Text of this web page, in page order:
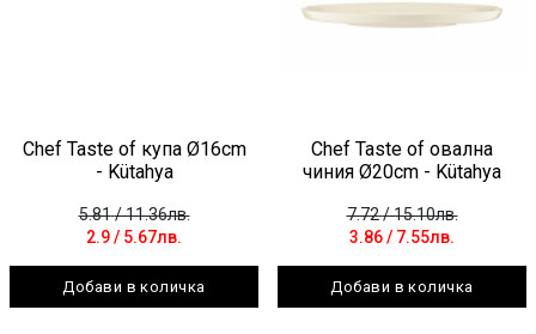
Chef Taste of купа Ø16cm
- Kütahya
5.81/ 11.36лв.
2.9/ 5.67лв.
Добави в количка
Chef Taste of овална
чиния Ø20cm - Kütahya
7.72/ 15.10лв.
3.86/ 7.55лв.
Добави в количка